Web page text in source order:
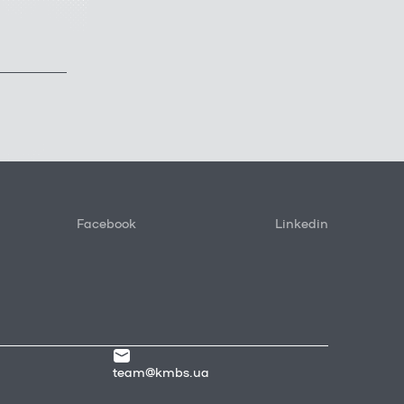
Facebook Linkedin
team@kmbs.ua